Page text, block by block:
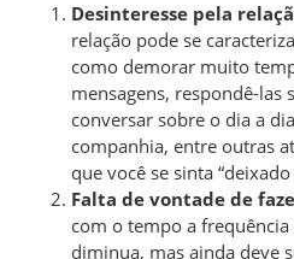
Desinteresse pela
relação pode se
como demorar muito
mensagens, respondê-las
conversar sobre o dia a
companhia, entre outras
que você se sinta “deixado
Falta de vontade de
com o tempo a frequência
diminua, mas ainda deve